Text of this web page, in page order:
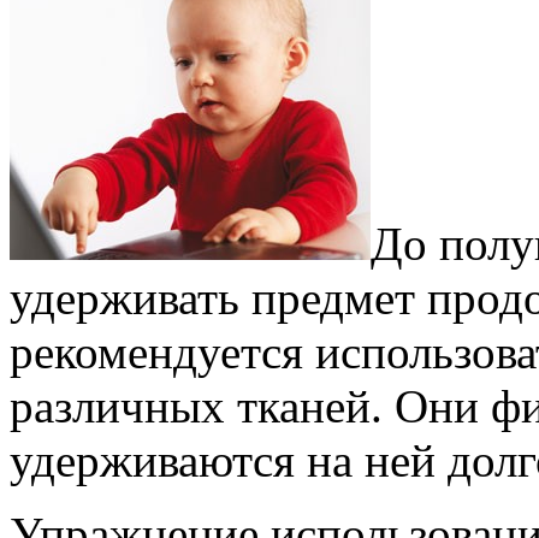
До
удерживать предмет
рекомендуется
различных тканей. Они
удерживаются на ней